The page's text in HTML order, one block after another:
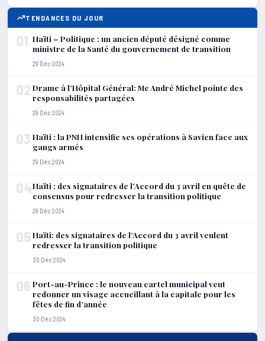
TENDANCES DU JOUR
01 Haïti – Politique : un ancien député désigné comme
ministre de la Santé du gouvernement de transition
29 Déc 2024
02Drame à l’Hôpital Général: Me André Michel pointe des
responsabilités partagées
29 Déc 2024
03 Haïti : la PNH intensifie ses opérations à Savien face aux
gangs armés
29 Déc 2024
04Haïti : des signataires de l’Accord du 3 avril en quête de
consensus pour redresser la transition politique
29 Déc 2024
05Haïti: des signataires de l’Accord du 3 avril veulent
redresser la transition politique
30 Déc 2024
06Port-au-Prince : le nouveau cartel municipal veut
redonner un visage accueillant à la capitale pour les
fêtes de fin d’année
30 Déc 2024